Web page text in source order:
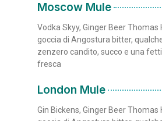
Moscow Mule
Vodka Skyy, Ginger Beer Thomas
goccia di Angostura bitter,
zenzero candito, succo e una
fresca
London Mule
Gin Bickens, Ginger Beer Thomas